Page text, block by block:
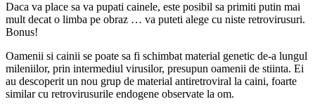
Daca va place sa va pupati cainele, este posibil sa primiti putin mai
mult decat o limba pe obraz … va puteti alege cu niste retrovirusuri.
Bonus!
Oamenii si cainii se poate sa fi schimbat material genetic de-a lungul
mileniilor, prin intermediul virusilor, presupun oamenii de stiinta. Ei
au descoperit un nou grup de material antiretroviral la caini, foarte
similar cu retrovirusurile endogene observate la om.